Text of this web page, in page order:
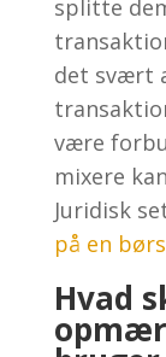
splitte
det svært
være
mixere
Juridisk
på en børs
Hvad